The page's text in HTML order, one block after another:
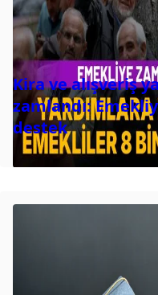
Kira ve alışveriş
zamlandı:
destek